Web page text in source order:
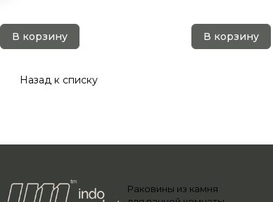
В корзину В корзину
Назад к списку
Раковины из камня